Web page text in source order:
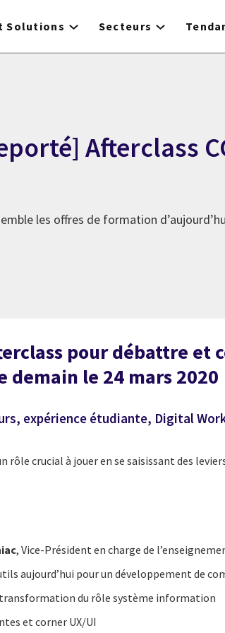
Solutions Secteurs
Afterclass
les offres de formation
pour débattre et
demain le 24 mars 2020
expérience étudiante, Digital
crucial à jouer en se saisissant des
, Vice-Président en charge de
aujourd’hui pour un développement de
du rôle système information
et corner UX/UI